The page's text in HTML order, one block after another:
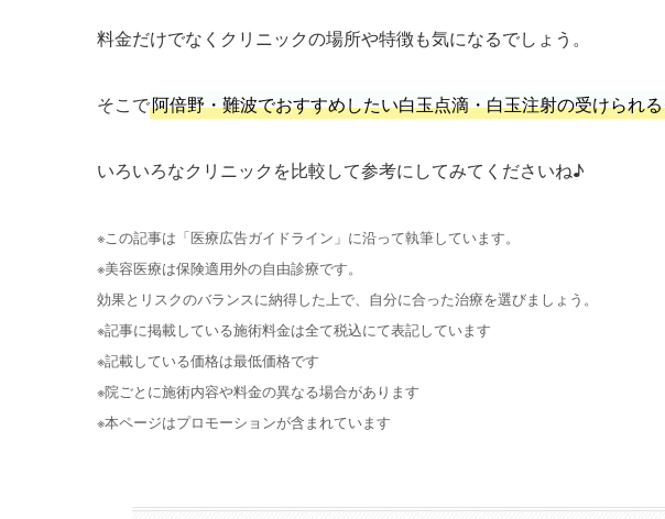
料金だけでなくクリニックの場所や特徴も気になるでしょう。
そこで阿倍野・難波でおすすめしたい白玉点滴・白玉注射の受けられ
いろいろなクリニックを比較して参考にしてみてくださいね♪
※この記事は「医療広告ガイドライン」に沿って執筆しています。
※美容医療は保険適用外の自由診療です。
効果とリスクのバランスに納得した上で、自分に合った治療を選びましょう。
※記事に掲載している施術料金は全て税込にて表記しています
※記載している価格は最低価格です
※院ごとに施術内容や料金の異なる場合があります
※本ページはプロモーションが含まれています